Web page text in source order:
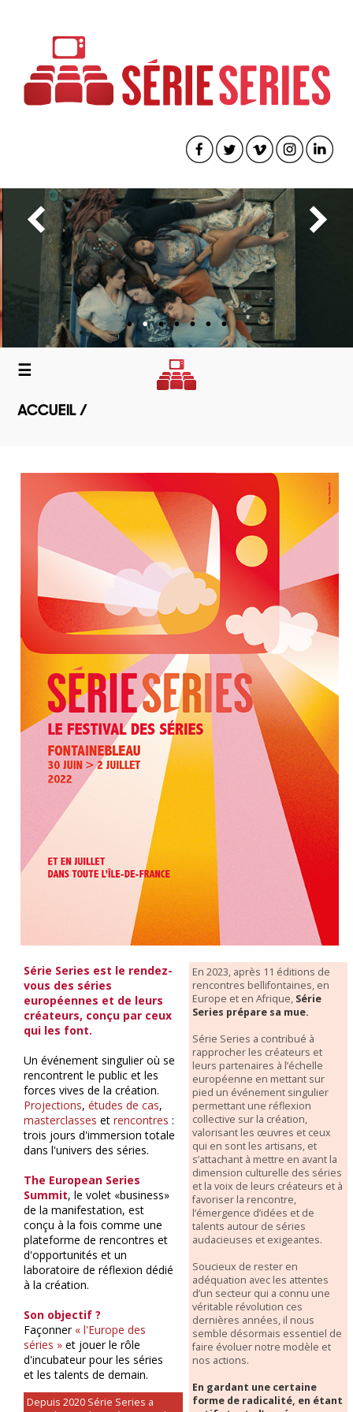
☰
ACCUEIL /
Série Series est le rendez-
vous des séries
européennes et de leurs
créateurs, conçu par ceux
qui les font.
Un événement singulier où se
rencontrent le public et les
forces vives de la création.
Projections,études de cas,
masterclasses etrencontres :
trois jours d'immersion totale
dans l'univers des séries.
The European Series
Summit, le volet «business»
de la manifestation, est
conçu à la fois comme une
plateforme de rencontres et
d'opportunités et un
laboratoire de réflexion dédié
à la création.
Son objectif ?
Façonner « l'Europe des
séries » et jouer le rôle
d'incubateur pour les séries
et les talents de demain.
Depuis 2020 Série Series a
En 2023, après 11 éditions de
rencontres bellifontaines, en
Europe et en Afrique, Série
Series prépare sa mue.
Série Series a contribué à
rapprocher les créateurs et
leurs partenaires à l’échelle
européenne en mettant sur
pied un événement singulier
permettant une réflexion
collective sur la création,
valorisant les œuvres et ceux
qui en sont les artisans, et
s’attachant à mettre en avant la
dimension culturelle des séries
et la voix de leurs créateurs et à
favoriser la rencontre,
l’émergence d’idées et de
talents autour de séries
audacieuses et exigeantes.
Soucieux de rester en
adéquation avec les attentes
d’un secteur qui a connu une
véritable révolution ces
dernières années, il nous
semble désormais essentiel de
faire évoluer notre modèle et
nos actions.
En gardant une certaine
forme de radicalité, en étant